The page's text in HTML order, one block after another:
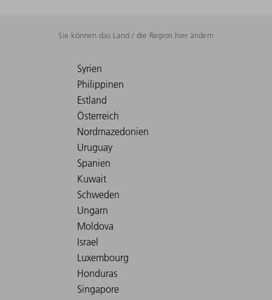
Sie können das Land / die Region hier ändern